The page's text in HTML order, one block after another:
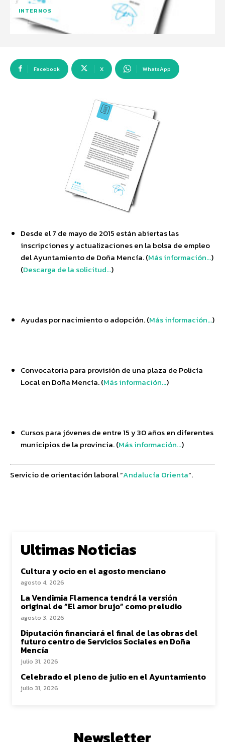
INTERNOS
Facebook X WhatsApp
Desde el 7 de mayo de 2015 están abiertas las
inscripciones y actualizaciones en la bolsa de empleo
del Ayuntamiento de Doña Mencía. (Más información…)
(Descarga de la solicitud…)
Ayudas por nacimiento o adopción. (Más información…)
Convocatoria para provisión de una plaza de Policía
Local en Doña Mencía. (Más información…)
Cursos para jóvenes de entre 15 y 30 años en diferentes
municipios de la provincia. (Más información…)
Servicio de orientación laboral “Andalucía Orienta“.
Ultimas Noticias
Cultura y ocio en el agosto menciano
agosto 4, 2026
La Vendimia Flamenca tendrá la versión
original de “El amor brujo” como preludio
agosto 3, 2026
Diputación financiará el final de las obras del
futuro centro de Servicios Sociales en Doña
Mencía
julio 31, 2026
Celebrado el pleno de julio en el Ayuntamiento
julio 31, 2026
Newsletter